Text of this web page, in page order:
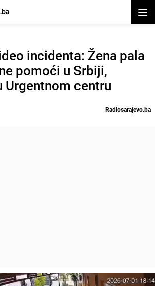
incidenta: Žena pala
pomoći u Srbiji,
Urgentnom centru
Radiosarajevo.ba